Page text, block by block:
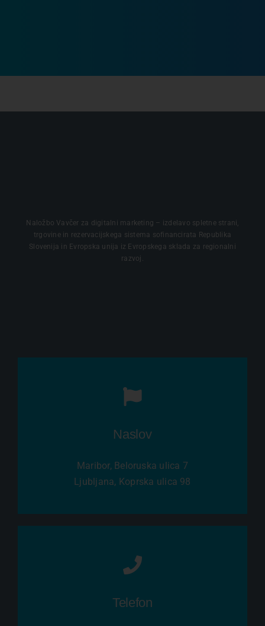
Naložbo Vavčer za digitalni marketing – izdelavo spletne strani,
trgovine in rezervacijskega sistema sofinancirata Republika
Slovenija in Evropska unija iz Evropskega sklada za regionalni
razvoj.
Naslov
Maribor, Beloruska ulica 7
Ljubljana, Koprska ulica 98
Telefon